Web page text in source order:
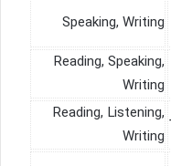
Speaking, Writing
Reading, Speaking,
Writing
Reading, Listening,
Writing